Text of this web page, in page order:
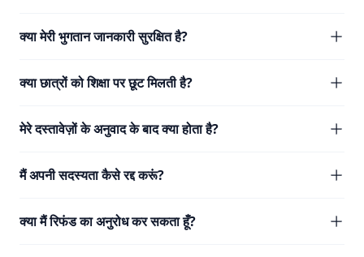
क्या मेरी भुगतान जानकारी सुरक्षित है?
क्या छात्रों को शिक्षा पर छूट मिलती है?
मेरे दस्तावेज़ों के अनुवाद के बाद क्या होता है?
मैं अपनी सदस्यता कैसे रद्द करूं?
क्या मैं रिफंड का अनुरोध कर सकता हूँ?